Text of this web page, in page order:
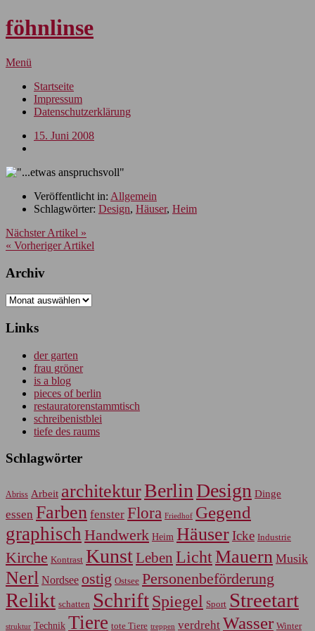
föhnlinse
Menü
Startseite
Impressum
Datenschutzerklärung
15. Juni 2008
Veröffentlicht in: Allgemein
Schlagwörter: Design, Häuser, Heim
Nächster Artikel »
« Vorheriger Artikel
Archiv
Archiv
Links
der garten
frau gröner
is a blog
pieces of berlin
restauratorenstammtisch
schreibenistblei
tiefe des raums
Schlagwörter
Abriss Arbeit architekturBerlin Design Dinge
essen Farben fenster Flora Friedhof Gegend
graphisch Handwerk Heim HäuserIcke Industrie
Kirche Kontrast KunstLeben LichtMauern Musik
Nerl Nordsee ostig Ostsee Personenbeförderung
Relikt schatten SchriftSpiegel Sport Streetart
struktur Technik Tiere tote Tiere treppen verdreht Wasser Winter